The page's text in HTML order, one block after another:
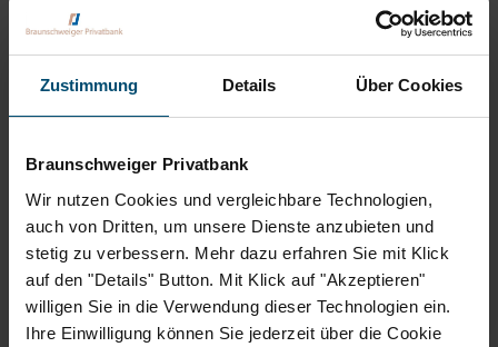
Zustimmung Details Über Cookies
Braunschweiger Privatbank
Wir nutzen Cookies und vergleichbare Technologien,
auch von Dritten, um unsere Dienste anzubieten und
stetig zu verbessern. Mehr dazu erfahren Sie mit Klick
auf den "Details" Button. Mit Klick auf "Akzeptieren"
willigen Sie in die Verwendung dieser Technologien ein.
Ihre Einwilligung können Sie jederzeit über die Cookie
vom 13.06.25 - 12:45 Uhr
WEITERLESEN